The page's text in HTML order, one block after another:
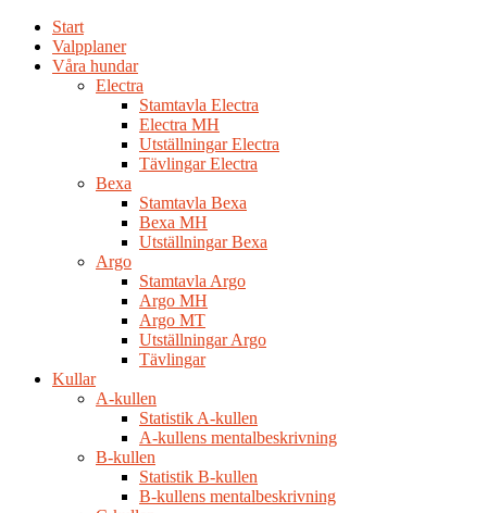
Start
Valpplaner
Våra hundar
Electra
Stamtavla Electra
Electra MH
Utställningar Electra
Tävlingar Electra
Bexa
Stamtavla Bexa
Bexa MH
Utställningar Bexa
Argo
Stamtavla Argo
Argo MH
Argo MT
Utställningar Argo
Tävlingar
Kullar
A-kullen
Statistik A-kullen
A-kullens mentalbeskrivning
B-kullen
Statistik B-kullen
B-kullens mentalbeskrivning